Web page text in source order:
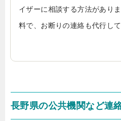
イザーに相談する方法があり
料で、お断りの連絡も代行して
長野県の公共機関など連